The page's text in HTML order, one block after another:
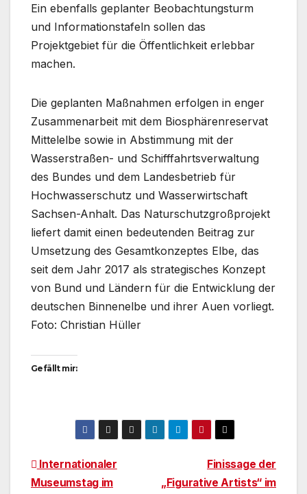
Ein ebenfalls geplanter Beobachtungsturm
und Informationstafeln sollen das
Projektgebiet für die Öffentlichkeit erlebbar
machen.
Die geplanten Maßnahmen erfolgen in enger
Zusammenarbeit mit dem Biosphärenreservat
Mittelelbe sowie in Abstimmung mit der
Wasserstraßen- und Schifffahrtsverwaltung
des Bundes und dem Landesbetrieb für
Hochwasserschutz und Wasserwirtschaft
Sachsen-Anhalt. Das Naturschutzgroßprojekt
liefert damit einen bedeutenden Beitrag zur
Umsetzung des Gesamtkonzeptes Elbe, das
seit dem Jahr 2017 als strategisches Konzept
von Bund und Ländern für die Entwicklung der
deutschen Binnenelbe und ihrer Auen vorliegt.
Foto: Christian Hüller
Gefällt mir:
BeitragsnavigationFinissage der
„Figurative Artists“ im
Internationaler
Museumstag im